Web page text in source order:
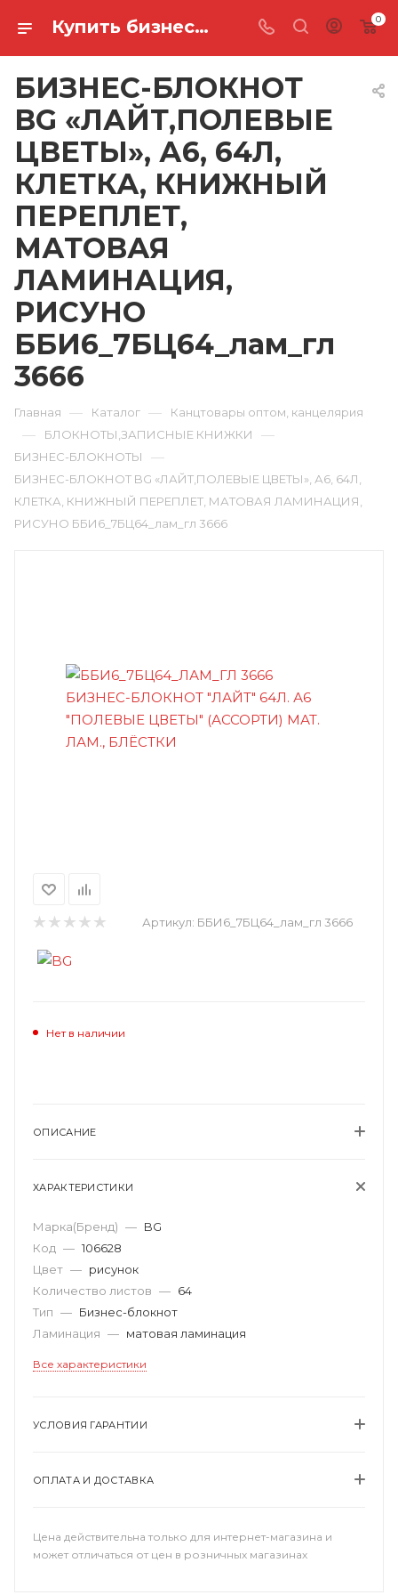
Купить бизнес-блокнот bg «лайт,полевые цветы», а6, 64л, клетка, книжный переплет, матовая ламинация, рисуно ББИ6_7БЦ64_лам_гл 3666 в Ростове-на-Дону 0
БИЗНЕС-БЛОКНОТ
BG «ЛАЙТ,ПОЛЕВЫЕ
ЦВЕТЫ», А6, 64Л,
КЛЕТКА, КНИЖНЫЙ
ПЕРЕПЛЕТ,
МАТОВАЯ
ЛАМИНАЦИЯ,
РИСУНО
ББИ6_7БЦ64_лам_гл
3666
Главная — Каталог — Канцтовары оптом, канцелярия
— БЛОКНОТЫ,ЗАПИСНЫЕ КНИЖКИ —
БИЗНЕС-БЛОКНОТЫ —
БИЗНЕС-БЛОКНОТ BG «ЛАЙТ,ПОЛЕВЫЕ ЦВЕТЫ», А6, 64Л,
КЛЕТКА, КНИЖНЫЙ ПЕРЕПЛЕТ, МАТОВАЯ ЛАМИНАЦИЯ,
РИСУНО ББИ6_7БЦ64_лам_гл 3666
Артикул: ББИ6_7БЦ64_лам_гл 3666
Нет в наличии
ОПИСАНИЕ
ХАРАКТЕРИСТИКИ
Марка(Бренд) — BG
Код — 106628
Цвет — рисунок
Количество листов — 64
Тип — Бизнес-блокнот
Ламинация — матовая ламинация
Все характеристики
УСЛОВИЯ ГАРАНТИИ
ОПЛАТА И ДОСТАВКА
Цена действительна только для интернет-магазина и
может отличаться от цен в розничных магазинах